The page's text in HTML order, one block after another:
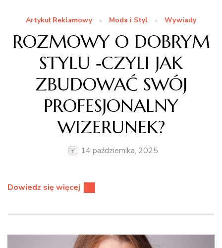
Artykuł Reklamowy Moda i Styl Wywiady
ROZMOWY O DOBRYM
STYLU ‑CZYLI JAK
ZBUDOWAĆ SWÓJ
PROFESJONALNY
WIZERUNEK?
14 października, 2025
Dowiedz się więcej